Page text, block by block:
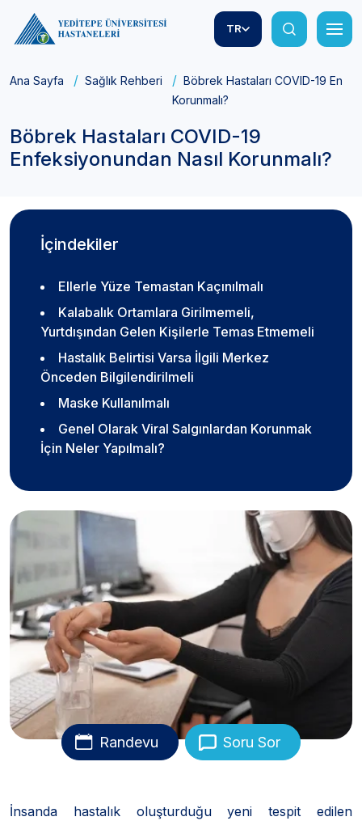
TR
Ana Sayfa Sağlık Rehberi
Böbrek Hastaları COVID-19
Korunmalı?
Böbrek Hastaları COVID-19
Enfeksiyonundan Nasıl Korunmalı?
İçindekiler
Ellerle Yüze Temastan Kaçınılmalı
Kalabalık Ortamlara Girilmemeli,
Yurtdışından Gelen Kişilerle Temas Etmemeli
Hastalık Belirtisi Varsa İlgili Merkez
Önceden Bilgilendirilmeli
Maske Kullanılmalı
Genel Olarak Viral Salgınlardan Korunmak
İçin Neler Yapılmalı?
Randevu Soru Sor
İnsanda hastalık oluşturduğu yeni tespit edilen